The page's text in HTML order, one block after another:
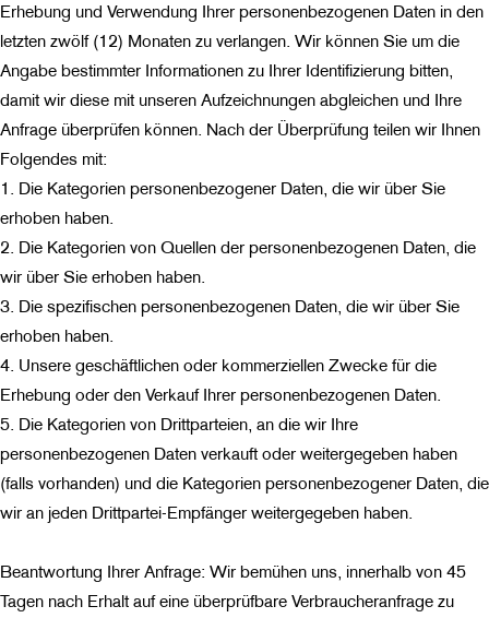
Erhebung und Verwendung Ihrer personenbezogenen Daten in den
letzten zwölf (12) Monaten zu verlangen. Wir können Sie um die
Angabe bestimmter Informationen zu Ihrer Identifizierung bitten,
damit wir diese mit unseren Aufzeichnungen abgleichen und Ihre
Anfrage überprüfen können. Nach der Überprüfung teilen wir Ihnen
Folgendes mit:
1. Die Kategorien personenbezogener Daten, die wir über Sie
erhoben haben.
2. Die Kategorien von Quellen der personenbezogenen Daten, die
wir über Sie erhoben haben.
3. Die spezifischen personenbezogenen Daten, die wir über Sie
erhoben haben.
4. Unsere geschäftlichen oder kommerziellen Zwecke für die
Erhebung oder den Verkauf Ihrer personenbezogenen Daten.
5. Die Kategorien von Drittparteien, an die wir Ihre
personenbezogenen Daten verkauft oder weitergegeben haben
(falls vorhanden) und die Kategorien personenbezogener Daten, die
wir an jeden Drittpartei-Empfänger weitergegeben haben.
Beantwortung Ihrer Anfrage: Wir bemühen uns, innerhalb von 45
Tagen nach Erhalt auf eine überprüfbare Verbraucheranfrage zu